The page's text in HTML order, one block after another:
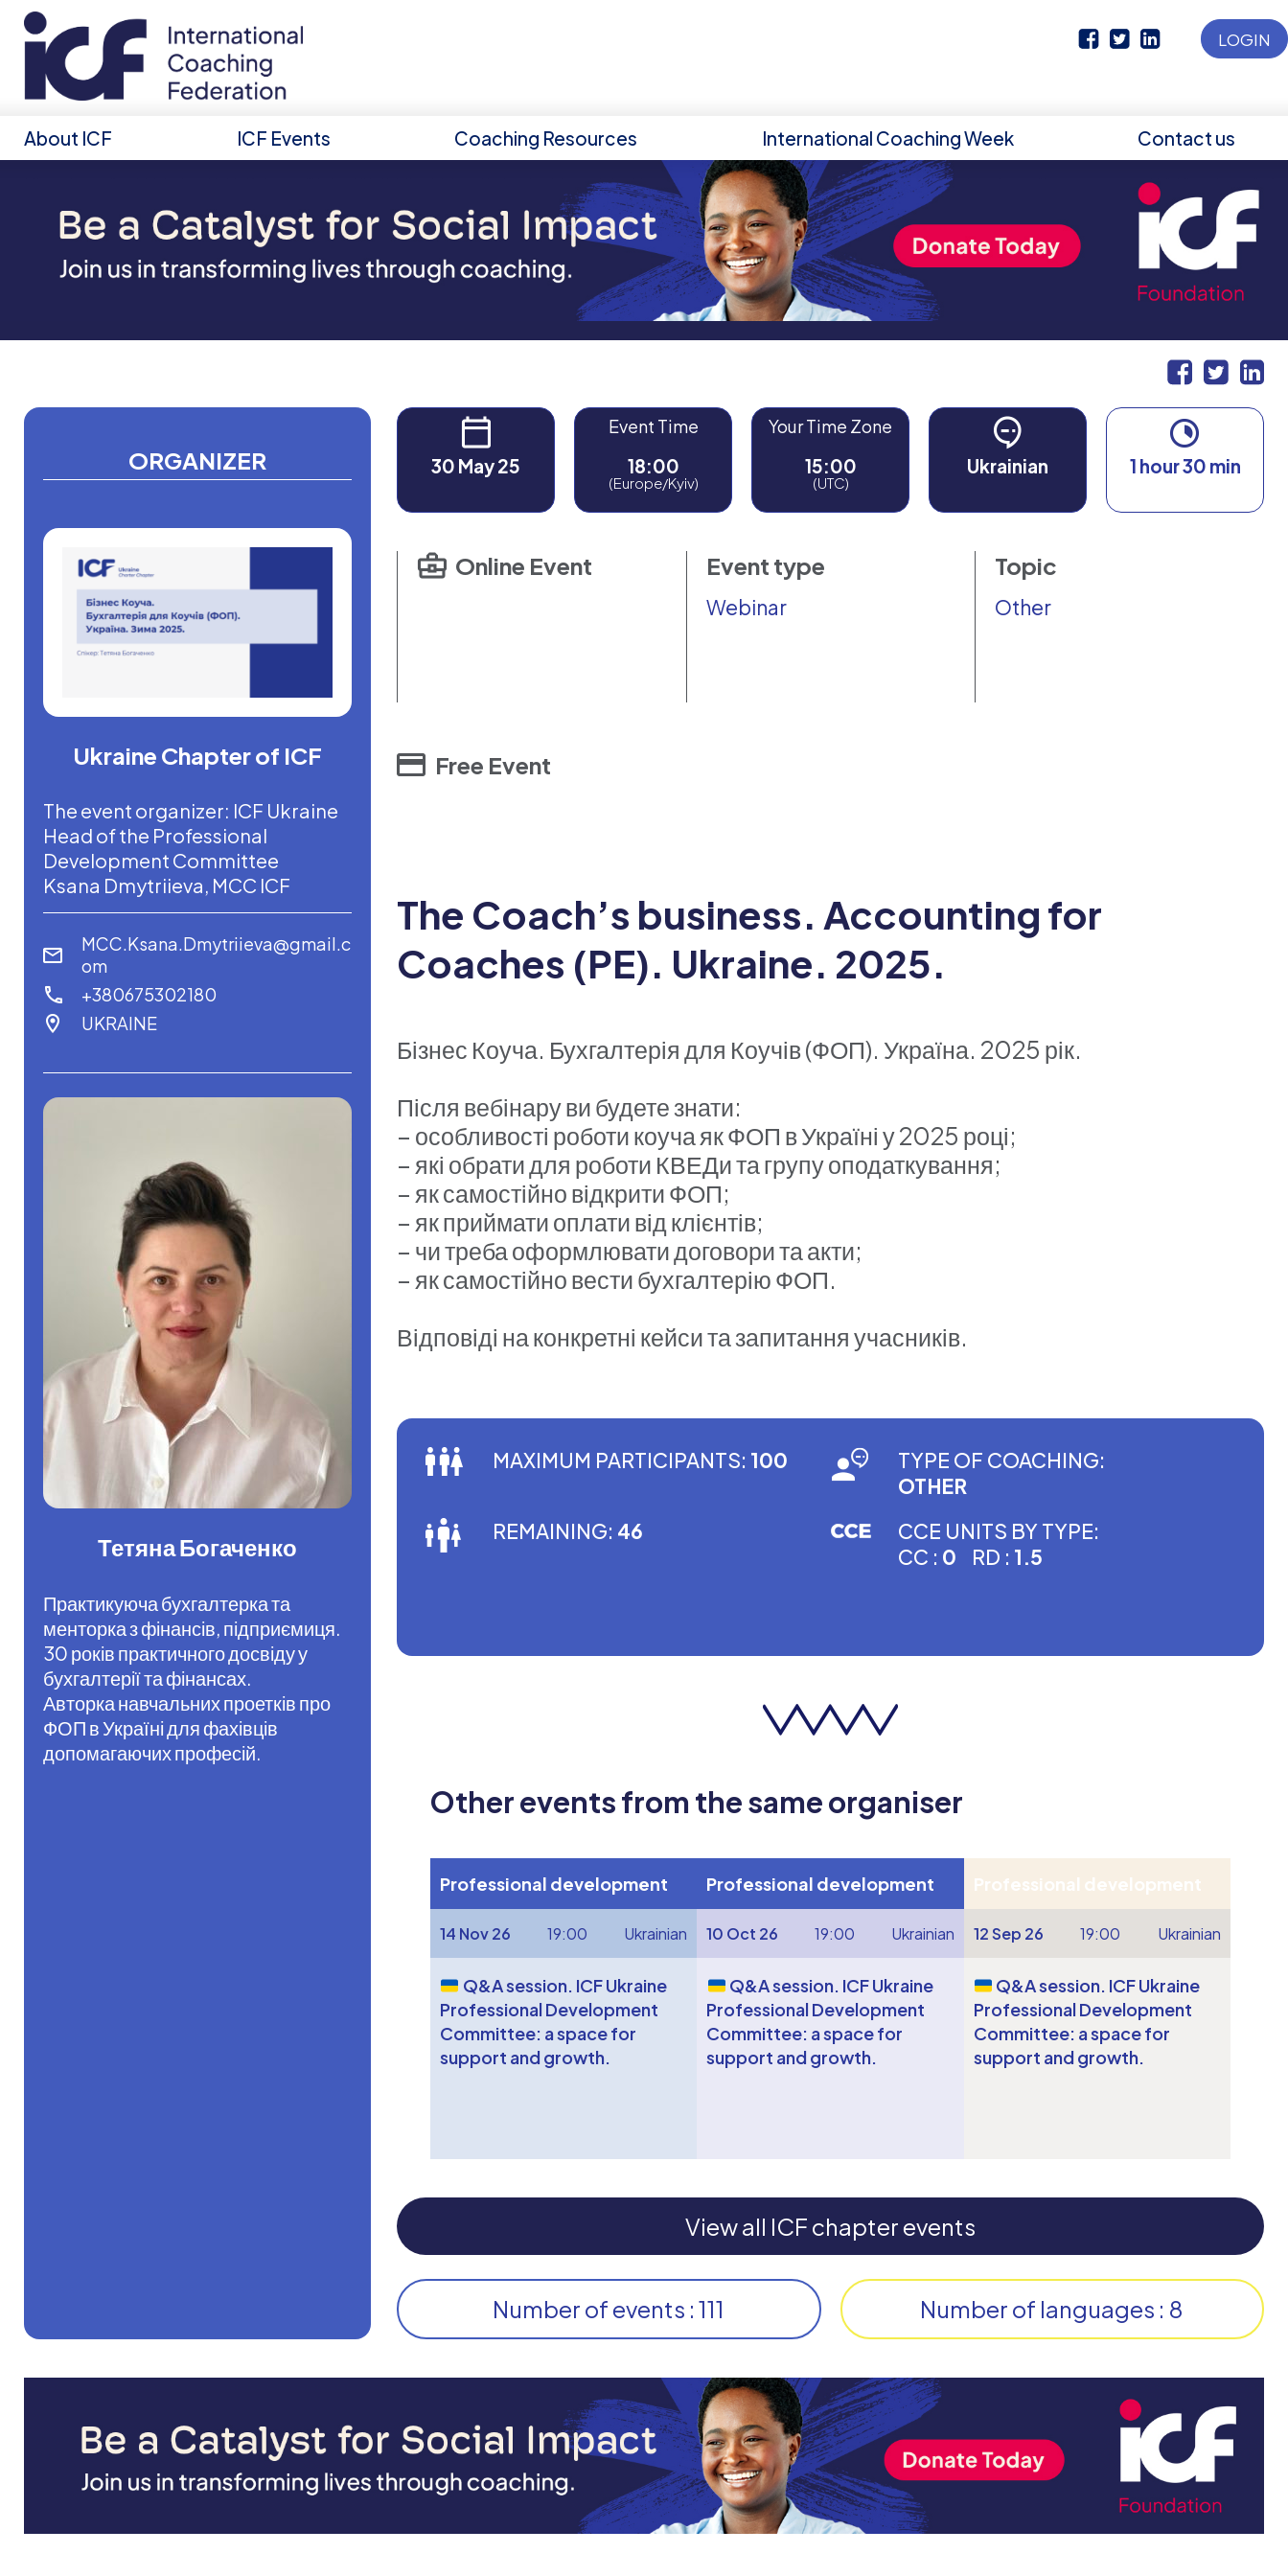
LOGIN
About ICF ICF Events Coaching Resources International Coaching Week Contact us
ORGANIZER
Ukraine Chapter of ICF
The event organizer: ICF Ukraine
Head of the Professional
Development Committee
Ksana Dmytriieva, MCC ICF
MCC.Ksana.Dmytriieva@gmail.c
om
+380675302180
UKRAINE
Тетяна Богаченко
Практикуюча бухгалтерка та
менторка з фінансів, підприємиця.
30 років практичного досвіду у
бухгалтерії та фінансах.
Авторка навчальних проетків про
ФОП в Україні для фахівців
допомагаючих професій.
30 May 25
Event Time
18:00
(Europe/Kyiv)
Your Time Zone
15:00
(UTC)
Ukrainian 1 hour 30 min
Online Event Event type
Webinar
Topic
Other
Free Event
The Coach’s business. Accounting for
Coaches (PE). Ukraine. 2025.
Бізнес Коуча. Бухгалтерія для Коучів (ФОП). Україна. 2025 рік.
Після вебінару ви будете знати:
– особливості роботи коуча як ФОП в Україні у 2025 році;
– які обрати для роботи КВЕДи та групу оподаткування;
– як самостійно відкрити ФОП;
– як приймати оплати від клієнтів;
– чи треба оформлювати договори та акти;
– як самостійно вести бухгалтерію ФОП.
Відповіді на конкретні кейси та запитання учасників.
MAXIMUM PARTICIPANTS: 100
TYPE OF COACHING:
OTHER
REMAINING: 46
CCE UNITS BY TYPE:
CC : 0 RD : 1.5
Other events from the same organiser
Professional development
14 Nov 26 19:00 Ukrainian
Q&A session. ICF Ukraine
Professional Development
Committee: a space for
support and growth.
Professional development
10 Oct 26 19:00 Ukrainian
Q&A session. ICF Ukraine
Professional Development
Committee: a space for
support and growth.
Professional development
12 Sep 26 19:00 Ukrainian
Q&A session. ICF Ukraine
Professional Development
Committee: a space for
support and growth.
View all ICF chapter events
Number of events : 111 Number of languages : 8